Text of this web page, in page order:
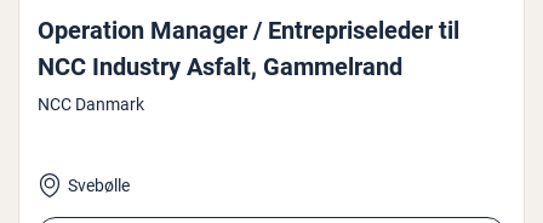
Operation Manager / En­tre­pri­se­le­der til
NCC Industry Asfalt, Gam­mel­rand
NCC Danmark
Svebølle